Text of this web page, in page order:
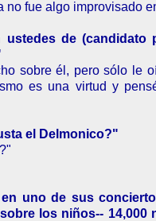
no fue algo improvisado
ustedes de (candidato
sobre él, pero sólo le
es una virtud y
el Delmonico?"
uno de sus
los niños-- 14,000